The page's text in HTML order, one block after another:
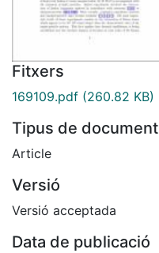
Fitxers
169109.pdf (260.82 KB)
Tipus de document
Article
Versió
Versió acceptada
Data de publicació